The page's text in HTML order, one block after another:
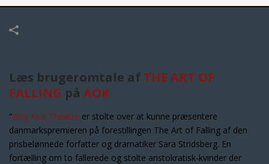
Læs brugeromtale af THE ART OF
FALLING på AOK
“Why Not Theatre er stolte over at kunne præsentere
danmarkspremieren på forestillingen The Art of Falling af den
prisbelønnede forfatter og dramatiker Sara Stridsberg. En
fortælling om to fallerede og stolte aristokratisk-kvinder der